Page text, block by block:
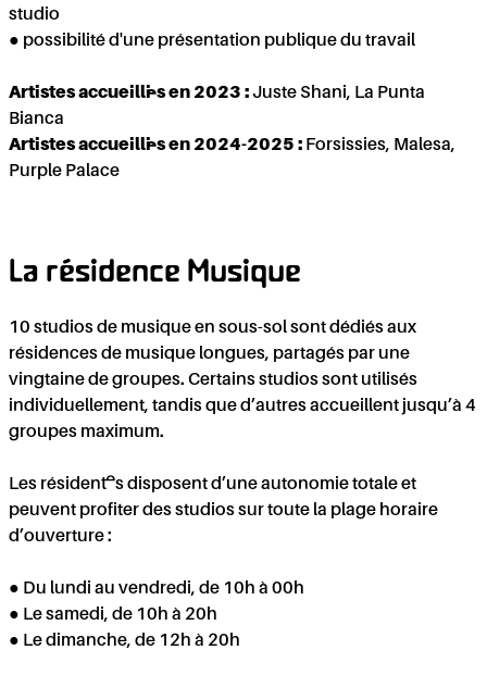
studio
● possibilité d'une présentation publique du travail
Artistes accueilli·es en 2023 :Juste Shani, La Punta
Bianca
Artistes accueilli·es en 2024-2025 : Forsissies, Malesa,
Purple Palace
La résidence Musique
10 studios de musique en sous-sol sont dédiés aux
résidences de musique longues, partagés par une
vingtaine de groupes. Certains studios sont utilisés
individuellement, tandis que d’autres accueillent jusqu’à 4
groupes maximum.
Les résident·es disposent d’une autonomie totale et
peuvent profiter des studios sur toute la plage horaire
d’ouverture :
● Du lundi au vendredi, de 10h à 00h
● Le samedi, de 10h à 20h
● Le dimanche, de 12h à 20h